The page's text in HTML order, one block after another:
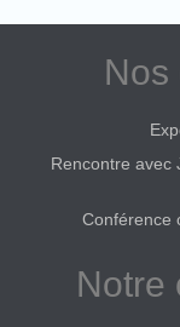
Nos
Rencontre avec
Conférence
Notre